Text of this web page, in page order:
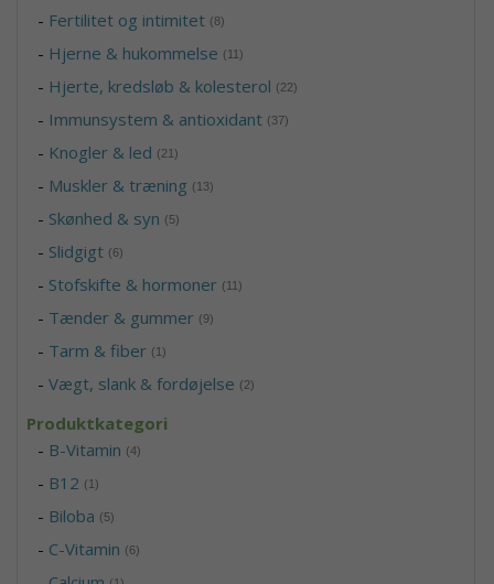
- Fertilitet og intimitet (8)
- Hjerne & hukommelse (11)
- Hjerte, kredsløb & kolesterol (22)
- Immunsystem & antioxidant (37)
- Knogler & led (21)
- Muskler & træning (13)
- Skønhed & syn (5)
- Slidgigt (6)
- Stofskifte & hormoner (11)
- Tænder & gummer (9)
- Tarm & fiber (1)
-Vægt, slank & fordøjelse (2)
Produktkategori
- B-Vitamin (4)
- B12 (1)
- Biloba (5)
- C-Vitamin (6)